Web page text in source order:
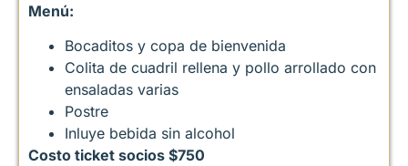
Menú:
Bocaditos y copa de bienvenida
Colita de cuadril rellena y pollo arrollado con
ensaladas varias
Postre
Inluye bebida sin alcohol
Costo ticket socios $750